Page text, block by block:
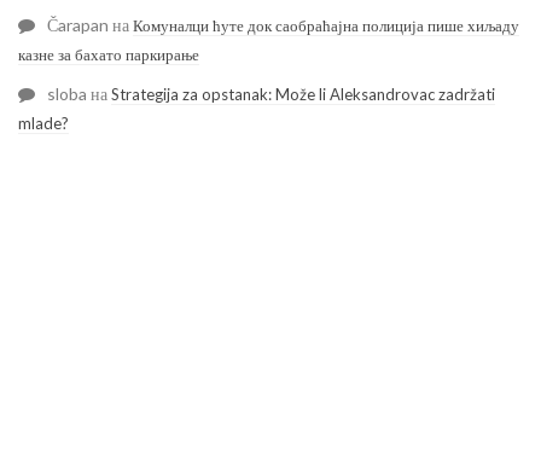
Čarapan наКомуналци ћуте док саобраћајна полиција пише хиљаду
казне за бахато паркирање
sloba наStrategija za opstanak: Može li Aleksandrovac zadržati
mlade?